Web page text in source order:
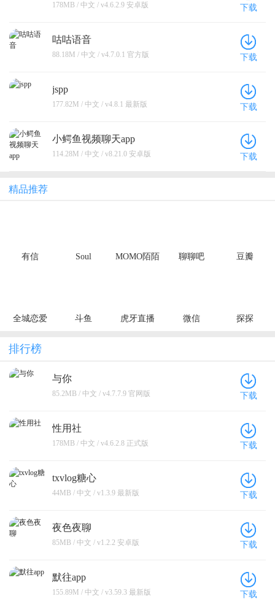
178MB / 中文 / v4.6.2.9 安卓版 下载
咕咕语音
88.18M / 中文 / v4.7.0.1 官方版 下载
jspp
177.82M / 中文 / v4.8.1 最新版 下载
小鳄鱼视频聊天app
114.28M / 中文 / v8.21.0 安卓版 下载
精品推荐
有信 Soul MOMO陌陌 聊聊吧 豆瓣
全城恋爱 斗鱼 虎牙直播 微信 探探
排行榜
与你
85.2MB / 中文 / v4.7.7.9 官网版 下载
性用社
178MB / 中文 / v4.6.2.8 正式版 下载
txvlog糖心
44MB / 中文 / v1.3.9 最新版 下载
夜色夜聊
85MB / 中文 / v1.2.2 安卓版 下载
默往app
155.89M / 中文 / v3.59.3 最新版 下载